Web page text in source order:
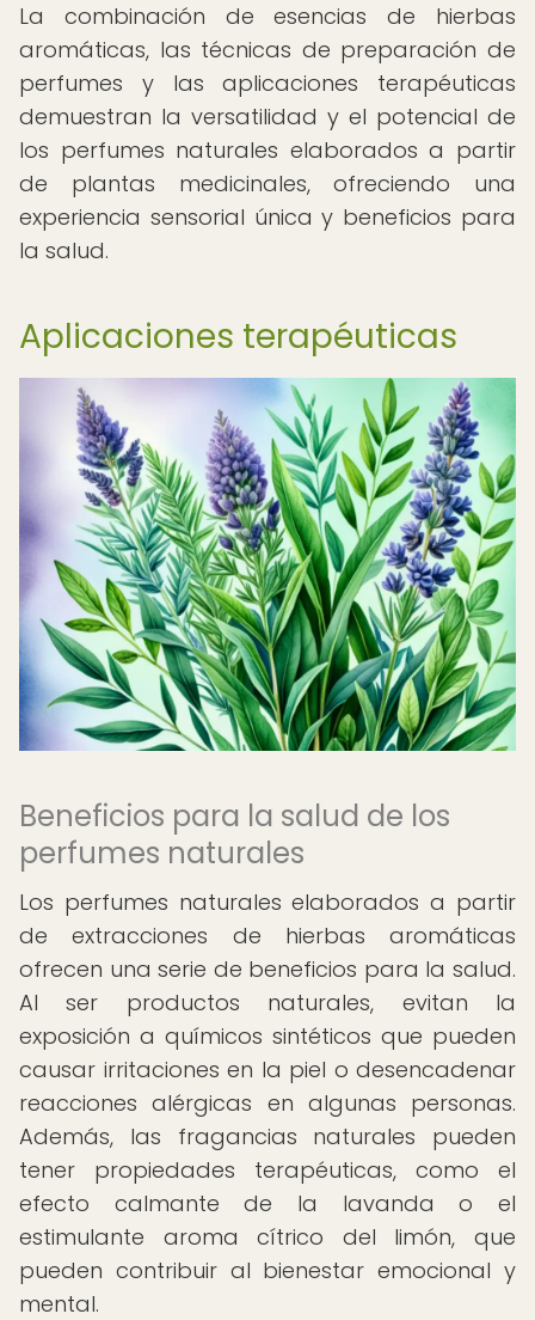
La combinación de esencias de hierbas
aromáticas, las técnicas de preparación de
perfumes y las aplicaciones terapéuticas
demuestran la versatilidad y el potencial de
los perfumes naturales elaborados a partir
de plantas medicinales, ofreciendo una
experiencia sensorial única y beneficios para
la salud.
Aplicaciones terapéuticas
Beneficios para la salud de los
perfumes naturales
Los perfumes naturales elaborados a partir
de extracciones de hierbas aromáticas
ofrecen una serie de beneficios para la salud.
Al ser productos naturales, evitan la
exposición a químicos sintéticos que pueden
causar irritaciones en la piel o desencadenar
reacciones alérgicas en algunas personas.
Además, las fragancias naturales pueden
tener propiedades terapéuticas, como el
efecto calmante de la lavanda o el
estimulante aroma cítrico del limón, que
pueden contribuir al bienestar emocional y
mental.